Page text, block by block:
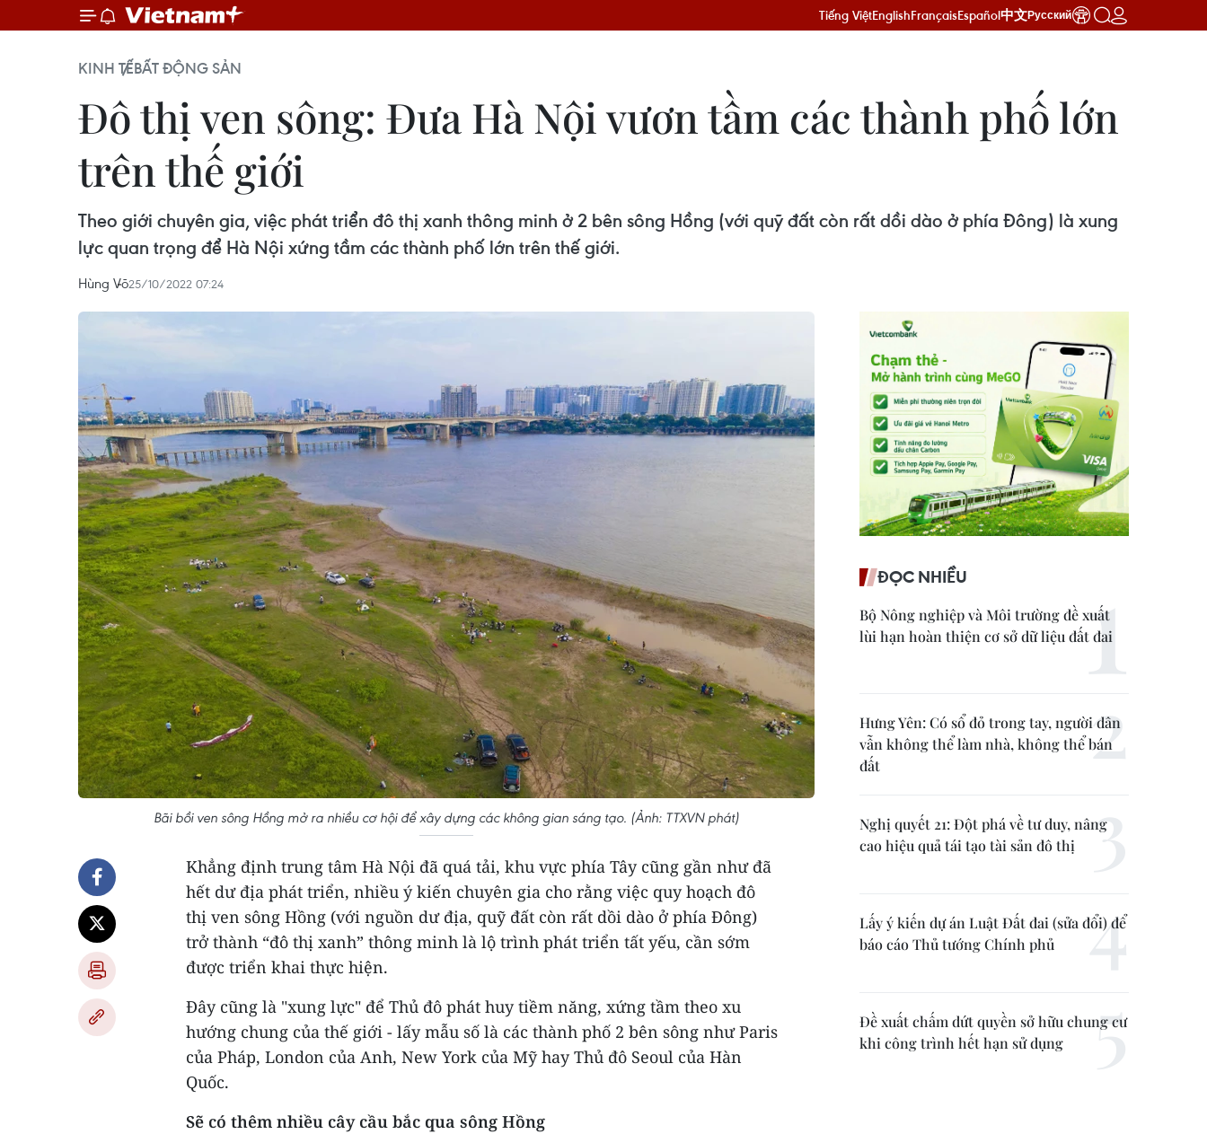
Tiếng ViệtEnglishFrançaisEspañol中文Русский
KINH TẾBẤT ĐỘNG SẢN
Đô thị ven sông: Đưa Hà Nội vươn tầm các thành phố lớn
trên thế giới
Theo giới chuyên gia, việc phát triển đô thị xanh thông minh ở 2 bên sông Hồng (với quỹ đất còn rất dồi dào ở phía Đông) là xung
lực quan trọng để Hà Nội xứng tầm các thành phố lớn trên thế giới.
Hùng Võ25/10/2022 07:24
Bãi bồi ven sông Hồng mở ra nhiều cơ hội để xây dựng các không gian sáng tạo. (Ảnh: TTXVN phát)
Khẳng định trung tâm Hà Nội đã quá tải, khu vực phía Tây cũng gần như đã
hết dư địa phát triển, nhiều ý kiến chuyên gia cho rằng việc quy hoạch đô
thị ven sông Hồng (với nguồn dư địa, quỹ đất còn rất dồi dào ở phía Đông)
trở thành “đô thị xanh” thông minh là lộ trình phát triển tất yếu, cần sớm
được triển khai thực hiện.
Đây cũng là "xung lực" để Thủ đô phát huy tiềm năng, xứng tầm theo xu
hướng chung của thế giới - lấy mẫu số là các thành phố 2 bên sông như Paris
của Pháp, London của Anh, New York của Mỹ hay Thủ đô Seoul của Hàn
Quốc.
Sẽ có thêm nhiều cây cầu bắc qua sông Hồng
ĐỌC NHIỀU
Bộ Nông nghiệp và Môi trường đề xuất
lùi hạn hoàn thiện cơ sở dữ liệu đất đai
Hưng Yên: Có sổ đỏ trong tay, người dân
vẫn không thể làm nhà, không thể bán
đất
Nghị quyết 21: Đột phá về tư duy, nâng
cao hiệu quả tái tạo tài sản đô thị
Lấy ý kiến dự án Luật Đất đai (sửa đổi) để
báo cáo Thủ tướng Chính phủ
Đề xuất chấm dứt quyền sở hữu chung cư
khi công trình hết hạn sử dụng